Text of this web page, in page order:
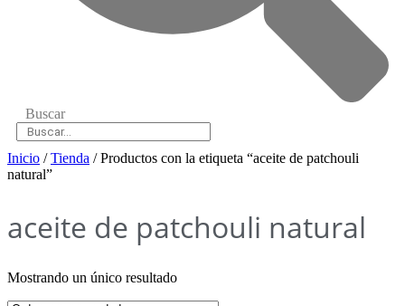
Buscar
Inicio /Tienda / Productos con la etiqueta “aceite de patchouli
natural”
aceite de patchouli natural
Mostrando un único resultado